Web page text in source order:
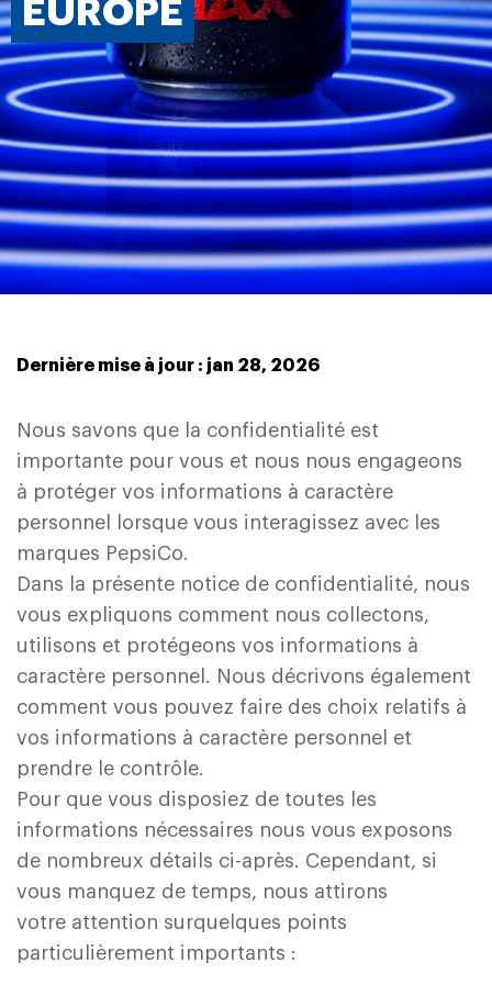
EUROPE
Dernière mise à jour : jan 28, 2026
Nous savons que la confidentialité est
importante pour vous et nous nous engageons
à protéger vos informations à caractère
personnel lorsque vous interagissez avec les
marques PepsiCo.
Dans la présente notice de confidentialité, nous
vous expliquons comment nous collectons,
utilisons et protégeons vos informations à
caractère personnel. Nous décrivons également
comment vous pouvez faire des choix relatifs à
vos informations à caractère personnel et
prendre le contrôle.
Pour que vous disposiez de toutes les
informations nécessaires nous vous exposons
de nombreux détails ci-après. Cependant, si
vous manquez de temps, nous attirons
votre attention surquelques points
particulièrement importants :